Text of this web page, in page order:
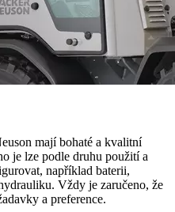
mají bohaté a kvalitní
je lze podle druhu použití a
například baterii,
Vždy je zaručeno, že
a preference.